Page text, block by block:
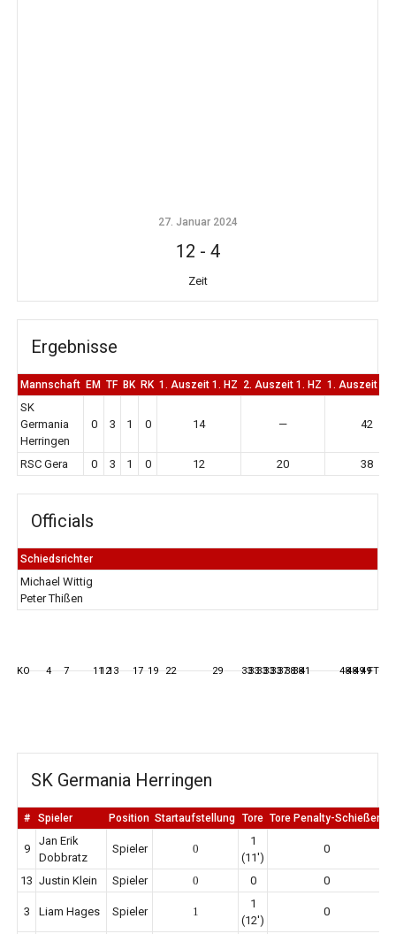
27. Januar 2024
12 - 4
Zeit
Ergebnisse
Mannschaft EM TF BK RK 1. Auszeit 1. HZ 2. Auszeit 1. HZ 1. Auszeit 2.
SK
Germania
Herringen
0 3 1 0 14 — 42
RSC Gera 0 3 1 0 12 20 38
Officials
Schiedsrichter
Michael Wittig
Peter Thißen
KO 4 7 111213 17 19 22 29 333333333337383841 48484949FT
SK Germania Herringen
# Spieler Position Startaufstellung Tore Tore Penalty-Schießen
9
Jan Erik
Dobbratz
Spieler 0
1
(11')
0
13 Justin Klein Spieler 0 0 0
3 Liam Hages Spieler 1
1
(12')
0